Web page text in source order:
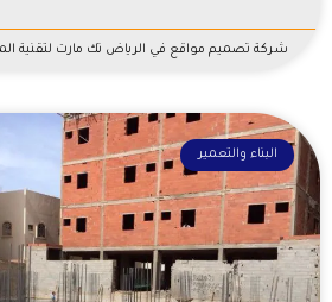
شركة تصميم مواقع في الرياض تك مارت لتقنية
البناء والتعمير